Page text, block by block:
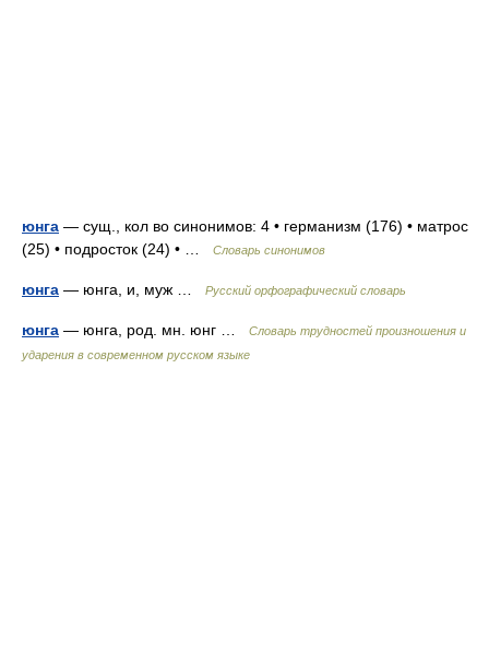
юнга — сущ., кол во синонимов: 4 • германизм (176) • матрос
(25) • подросток (24) • …
Словарь синонимов
юнга — юнга, и, муж … Русский орфографический словарь
юнга — юнга, род. мн. юнг …
Словарь трудностей произношения и
ударения в современном русском языке